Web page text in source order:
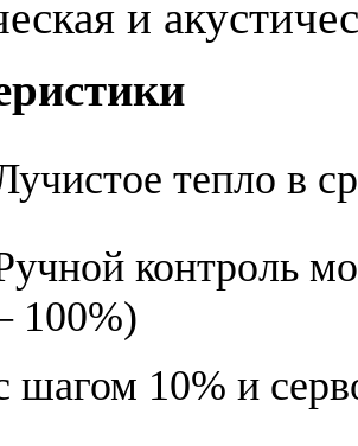
и
тепло в
контроль
100%)
шагом 10% и